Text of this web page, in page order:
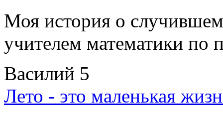
Моя история о
учителем математики по
Василий 5
Лето - это маленькая